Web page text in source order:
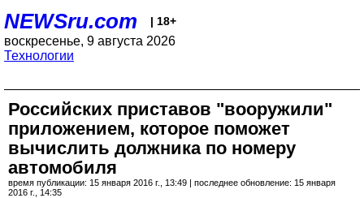
NEWSru.com | 18+
воскресенье, 9 августа 2026
Технологии
Российских приставов "вооружили"
приложением, которое поможет
вычислить должника по номеру
автомобиля
время публикации: 15 января 2016 г., 13:49 | последнее обновление: 15 января
2016 г., 14:35